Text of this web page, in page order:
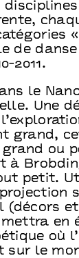
de
2011.
le
Une
grand,
grand ou
à
petit.
(décors
en
où
sur le